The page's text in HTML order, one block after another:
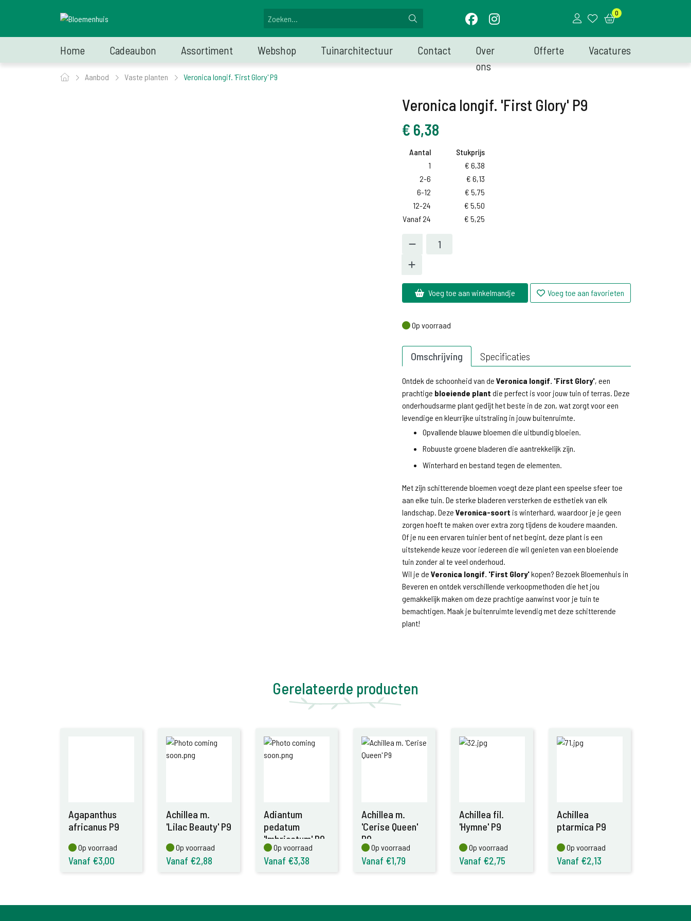
0
Home Cadeaubon Assortiment Webshop Tuinarchitectuur Contact
Over
ons
Offerte Vacatures
Aanbod Vaste planten Veronica longif. 'First Glory' P9
Veronica longif. 'First Glory' P9
€ 6,38
Aantal
Stukprijs
1
€ 6,38
2-6
€ 6,13
6-12
€ 5,75
12-24
€ 5,50
Vanaf 24
€ 5,25
Voeg toe aan winkelmandje Voeg toe aan favorieten
Op voorraad
Op voorraad
Omschrijving Specificaties
Ontdek de schoonheid van de Veronica longif. 'First Glory', een
prachtige bloeiende plant die perfect is voor jouw tuin of terras. Deze
onderhoudsarme plant gedijt het beste in de zon, wat zorgt voor een
levendige en kleurrijke uitstraling in jouw buitenruimte.
Opvallende blauwe bloemen die uitbundig bloeien.
Robuuste groene bladeren die aantrekkelijk zijn.
Winterhard en bestand tegen de elementen.
Met zijn schitterende bloemen voegt deze plant een speelse sfeer toe
aan elke tuin. De sterke bladeren versterken de esthetiek van elk
landschap. Deze Veronica-soort is winterhard, waardoor je je geen
zorgen hoeft te maken over extra zorg tijdens de koudere maanden.
Of je nu een ervaren tuinier bent of net begint, deze plant is een
uitstekende keuze voor iedereen die wil genieten van een bloeiende
tuin zonder al te veel onderhoud.
Wil je de Veronica longif. 'First Glory'kopen? Bezoek Bloemenhuis in
Beveren en ontdek verschillende verkoopmethoden die het jou
gemakkelijk maken om deze prachtige aanwinst voor je tuin te
bemachtigen. Maak je buitenruimte levendig met deze schitterende
plant!
Gerelateerde producten
Agapanthus
africanus P9
Op voorraad
Op voorraad
Vanaf €3,00
Achillea m.
'Lilac Beauty' P9
Op voorraad
Op voorraad
Vanaf €2,88
Adiantum
pedatum
'Imbricatum' P9
Op voorraad
Op voorraad
Vanaf €3,38
Achillea m.
'Cerise Queen'
P9
Op voorraad
Op voorraad
Vanaf €1,79
Achillea fil.
'Hymne' P9
Op voorraad
Op voorraad
Vanaf €2,75
Achillea
ptarmica P9
Op voorraad
Op voorraad
Vanaf €2,13